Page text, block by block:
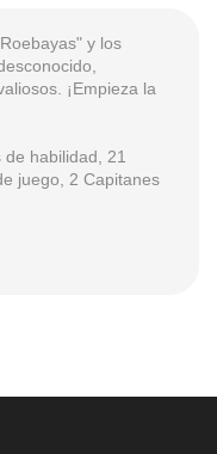
y los
¡Empieza la
habilidad, 21
juego, 2 Capitanes